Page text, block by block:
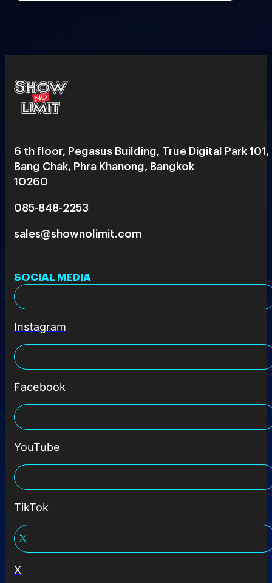
6 th floor, Pegasus Building, True Digital Park 101,
Bang Chak, Phra Khanong, Bangkok
10260
085-848-2253
sales@shownolimit.com
SOCIAL MEDIA
Instagram
Facebook
YouTube
TikTok
X